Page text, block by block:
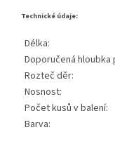
Technické údaje:
Délka:
Doporučená hloubka
Rozteč děr:
Nosnost:
Počet kusů v balení:
Barva: